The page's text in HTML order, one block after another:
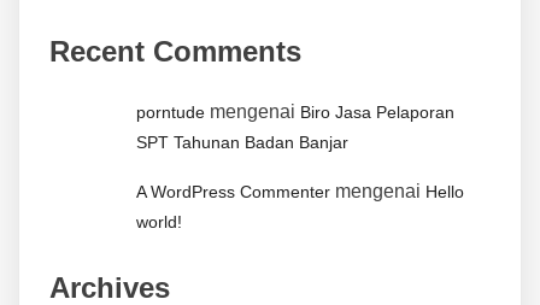
Recent Comments
porntude mengenai Biro Jasa Pelaporan
SPT Tahunan Badan Banjar
A WordPress Commenter mengenai Hello
world!
Archives